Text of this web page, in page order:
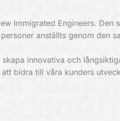
Immigrated Engineers. Den
anställts genom den
innovativa och
bidra till våra kunders